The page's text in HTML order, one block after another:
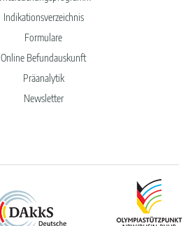
Indikationsverzeichnis
Formulare
Online Befundauskunft
Präanalytik
Newsletter